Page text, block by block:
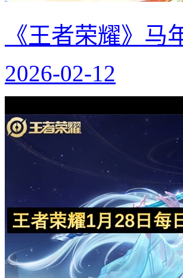
《王者荣耀》
2026-02-12